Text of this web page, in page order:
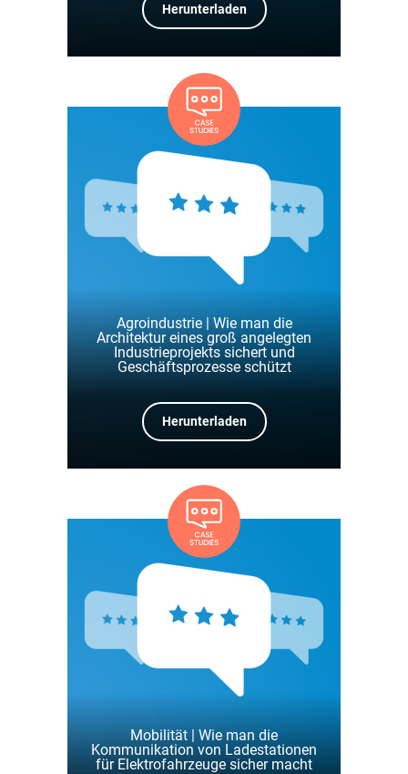
Herunterladen
Agroindustrie | Wie man die
Architektur eines groß angelegten
Industrieprojekts sichert und
Geschäftsprozesse schützt
Herunterladen
Mobilität | Wie man die
Kommunikation von Ladestationen
für Elektrofahrzeuge sicher macht